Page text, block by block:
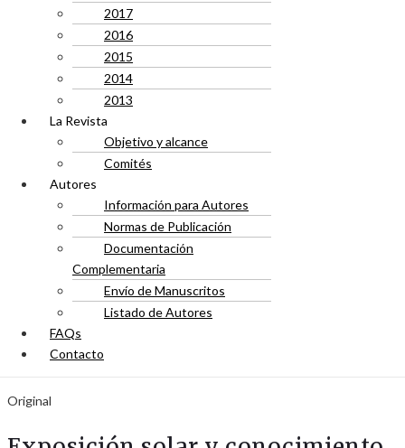
2017
2016
2015
2014
2013
La Revista
Objetivo y alcance
Comités
Autores
Información para Autores
Normas de Publicación
Documentación
Complementaria
Envío de Manuscritos
Listado de Autores
FAQs
Contacto
Original